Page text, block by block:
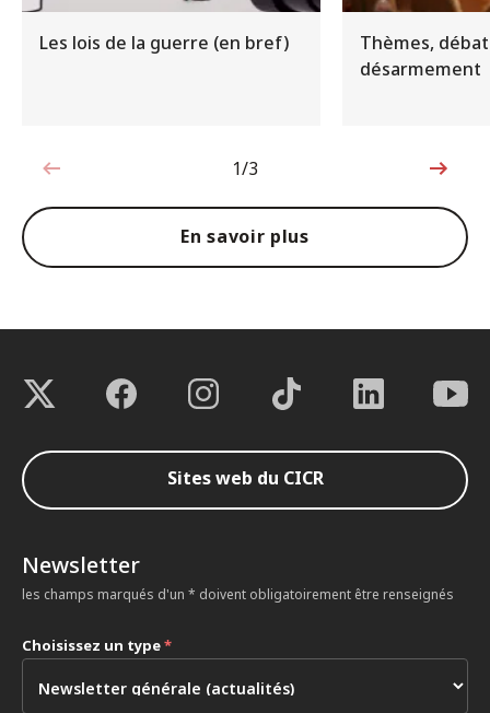
Les lois de la guerre (en bref)
Thèmes,
désarmement
1sur3
1/3
En savoir plus
Sites web du CICR
Newsletter
les champs marqués d'un * doivent obligatoirement être renseignés
Choisissez un type*